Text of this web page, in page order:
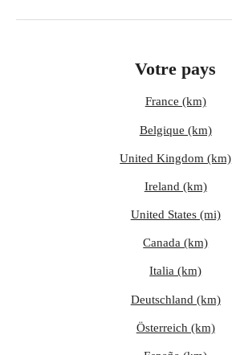
Votre pays
France (km)
Belgique (km)
United Kingdom (km)
Ireland (km)
United States (mi)
Canada (km)
Italia (km)
Deutschland (km)
Österreich (km)